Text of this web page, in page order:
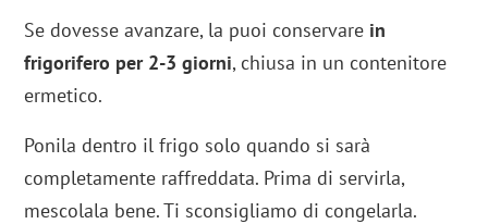
Se dovesse avanzare, la puoi conservare in
frigorifero per 2-3 giorni, chiusa in un contenitore
ermetico.
Ponila dentro il frigo solo quando si sarà
completamente raffreddata. Prima di servirla,
mescolala bene. Ti sconsigliamo di congelarla.